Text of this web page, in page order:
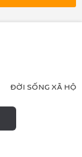
ĐỜI SỐNG XÃ HỘI